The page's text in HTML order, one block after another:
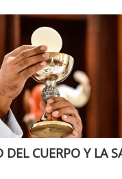
CUERPO Y LA